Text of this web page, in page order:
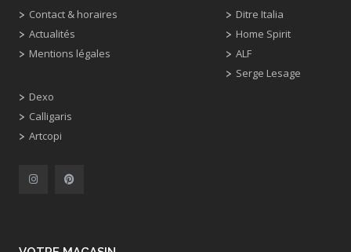
Contact & horaires
Actualités
Mentions légales
Dexo
Calligaris
Artcopi
Ditre Italia
Home Spirit
ALF
Serge Lesage